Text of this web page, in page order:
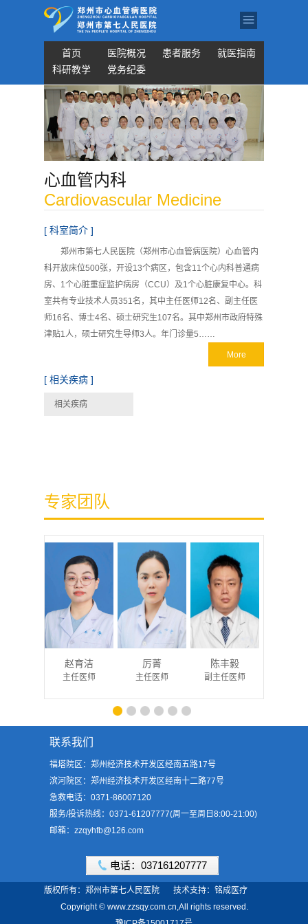
首页 医院概况 患者服务
就医指南
科研教学
党务纪委
心血管内科
Cardiovascular Medicine
[ 科室简介 ]
郑州市第七人民医院（郑州市心血管病医院）心血管内
科开放床位500张，开设13个病区，包含11个心内科普通病
房、1个心脏重症监护病房（CCU）及1个心脏康复中心。科
室共有专业技术人员351名，其中主任医师12名、副主任医
师16名、博士4名、硕士研究生107名。其中郑州市政府特殊
津贴1人，硕士研究生导师3人。年门诊量5……
More
[ 相关疾病 ]
相关疾病
专家团队
赵育洁
主任医师
厉菁
主任医师
陈丰毅
副主任医师
联系我们
福塔院区：郑州经济技术开发区经南五路17号
滨河院区：郑州经济技术开发区经南十二路77号
急救电话：0371-86007120
服务/投诉热线：0371-61207777(周一至周日8:00-21:00)
邮箱：zzqyhfb@126.com
电话：037161207777
版权所有：郑州市第七人民医院
技术支持：铭成医疗
Copyright © www.zzsqy.com.cn,All rights reserved.